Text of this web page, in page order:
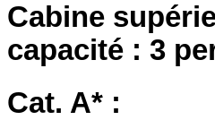
Cabine
capacité : 3
Cat. A* :